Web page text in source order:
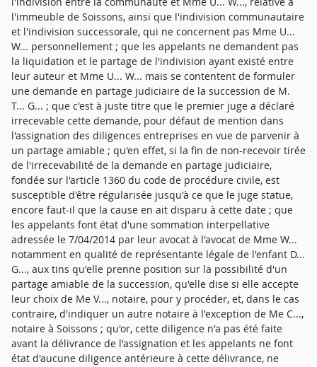
l'immeuble de Soissons, ainsi que l'indivision communautaire
et l'indivision successorale, qui ne concernent pas Mme U...
W... personnellement ; que les appelants ne demandent pas
la liquidation et le partage de l'indivision ayant existé entre
leur auteur et Mme U... W... mais se contentent de formuler
une demande en partage judiciaire de la succession de M.
T... G... ; que c'est à juste titre que le premier juge a déclaré
irrecevable cette demande, pour défaut de mention dans
l'assignation des diligences entreprises en vue de parvenir à
un partage amiable ; qu'en effet, si la fin de non-recevoir tirée
de l'irrecevabilité de la demande en partage judiciaire,
fondée sur l'article 1360 du code de procédure civile, est
susceptible d'être régularisée jusqu'à ce que le juge statue,
encore faut-il que la cause en ait disparu à cette date ; que
les appelants font état d'une sommation interpellative
adressée le 7/04/2014 par leur avocat à l'avocat de Mme W...
notamment en qualité de représentante légale de l'enfant D...
G..., aux tins qu'elle prenne position sur la possibilité d'un
partage amiable de la succession, qu'elle dise si elle accepte
leur choix de Me V..., notaire, pour y procéder, et, dans le cas
contraire, d'indiquer un autre notaire à l'exception de Me C...,
notaire à Soissons ; qu'or, cette diligence n'a pas été faite
avant la délivrance de l'assignation et les appelants ne font
état d'aucune diligence antérieure à cette délivrance, ne